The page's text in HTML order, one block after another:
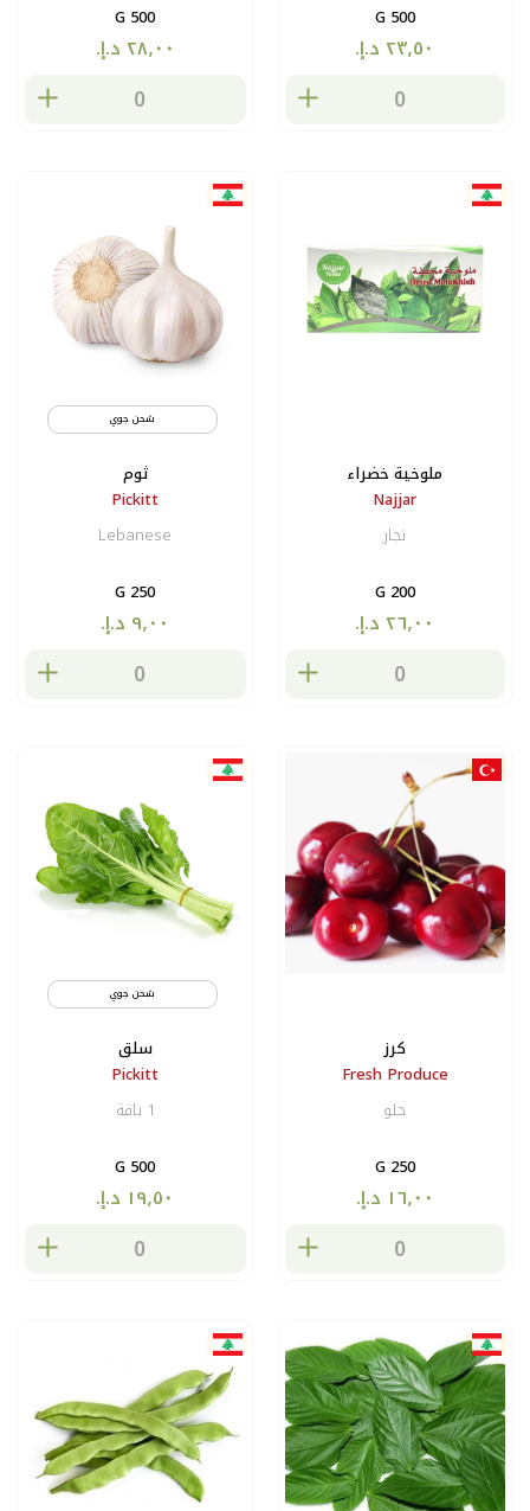
500 G
500 G
ملوخية خضراء
Najjar
نجار
200 G
شحن جوي
ثوم
Pickitt
Lebanese
250 G
كرز
Fresh Produce
حلو
250 G
شحن جوي
سلق
Pickitt
1 باقة
500 G